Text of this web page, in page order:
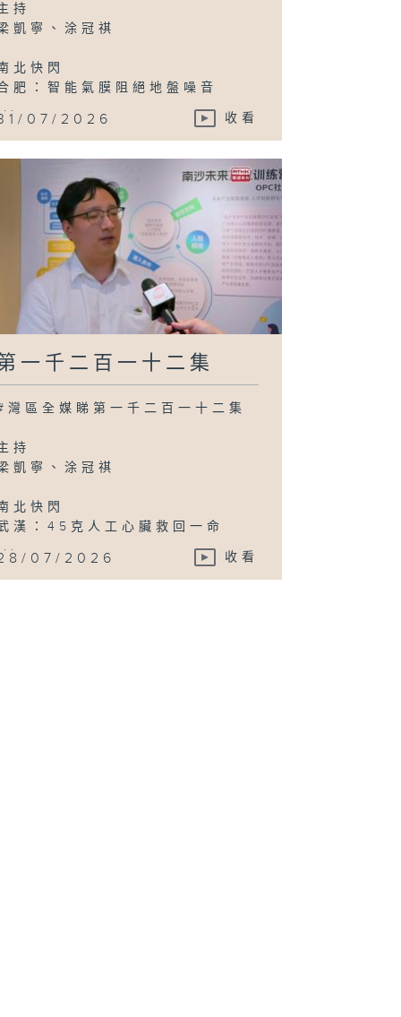
持
凱寧、涂冠祺
北快閃
肥：智能氣膜阻絕地盤噪音
07/2026 收看
一千二百一十二集
灣區全媒睇第一千二百一十二集
持
凱寧、涂冠祺
北快閃
漢：45克人工心臟救回一命
07/2026 收看